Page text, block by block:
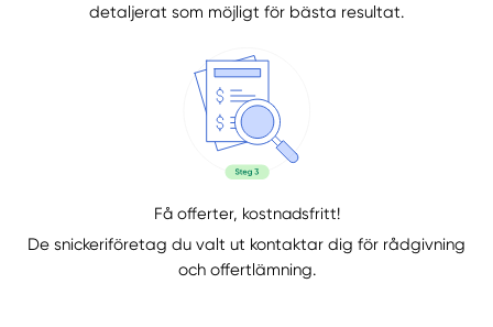
detaljerat som möjligt för bästa resultat.
Få offerter, kostnadsfritt!
De snickeriföretag du valt ut kontaktar dig för rådgivning
och offertlämning.